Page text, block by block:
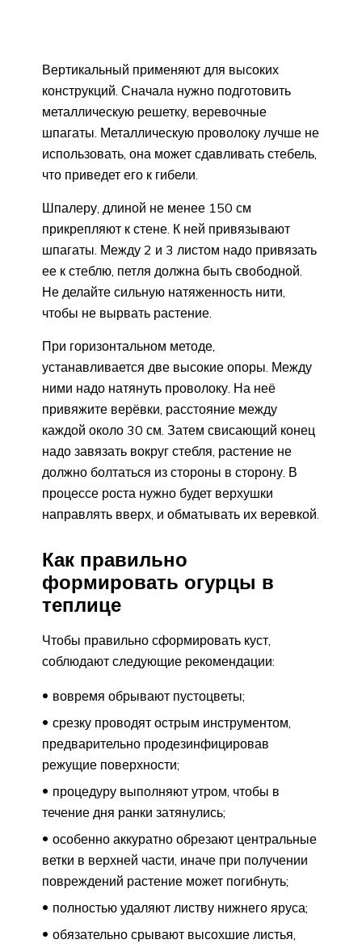
Вертикальный применяют для высоких
конструкций. Сначала нужно подготовить
металлическую решетку, веревочные
шпагаты. Металлическую проволоку лучше не
использовать, она может сдавливать стебель,
что приведет его к гибели.
Шпалеру, длиной не менее 150 см
прикрепляют к стене. К ней привязывают
шпагаты. Между 2 и 3 листом надо привязать
ее к стеблю, петля должна быть свободной.
Не делайте сильную натяженность нити,
чтобы не вырвать растение.
При горизонтальном методе,
устанавливается две высокие опоры. Между
ними надо натянуть проволоку. На неё
привяжите верёвки, расстояние между
каждой около 30 см. Затем свисающий конец
надо завязать вокруг стебля, растение не
должно болтаться из стороны в сторону. В
процессе роста нужно будет верхушки
направлять вверх, и обматывать их веревкой.
Как правильно
формировать огурцы в
теплице
Чтобы правильно сформировать куст,
соблюдают следующие рекомендации:
вовремя обрывают пустоцветы;
срезку проводят острым инструментом,
предварительно продезинфицировав
режущие поверхности;
процедуру выполняют утром, чтобы в
течение дня ранки затянулись;
особенно аккуратно обрезают центральные
ветки в верхней части, иначе при получении
повреждений растение может погибнуть;
полностью удаляют листву нижнего яруса;
обязательно срывают высохшие листья,